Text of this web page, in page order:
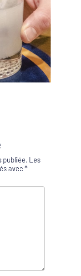
publiée. Les
avec *